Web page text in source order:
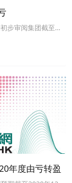
步审阅集团截至
元。于截至
务之除税后亏损约
年度由亏转盈